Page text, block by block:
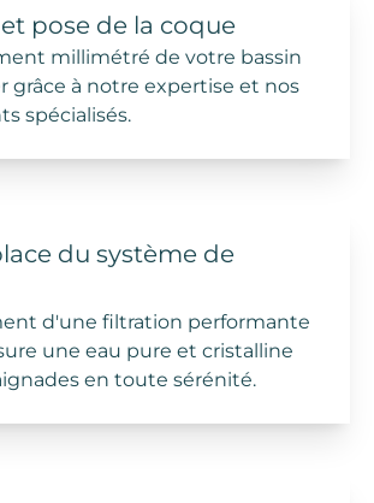
pose de la coque
millimétré de votre bassin
grâce à notre expertise et nos
spécialisés.
du système de
d'une filtration performante
une eau pure et cristalline
en toute sérénité.